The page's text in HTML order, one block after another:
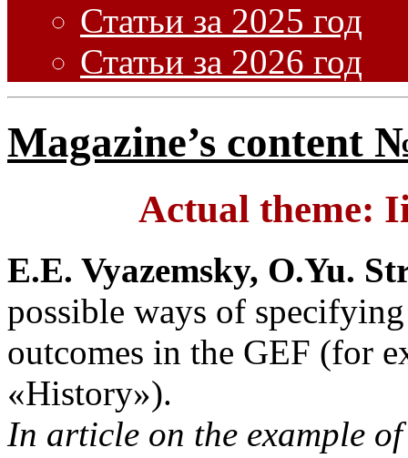
Статьи за 2025 год
Статьи за 2026 год
Magazine’s content
Actual theme:
E.E. Vyazemsky, O.Yu.
possible ways of
outcomes in the GEF (for
«History»).
In article on the example